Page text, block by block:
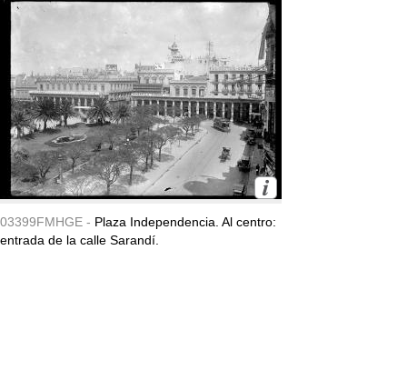
03399FMHGE - Plaza Independencia. Al centro:
entrada de la calle Sarandí.